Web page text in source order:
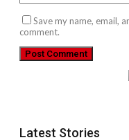
Save my name, email,
comment.
Latest Stories